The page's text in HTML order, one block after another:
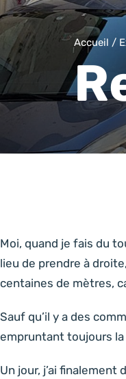
Accueil /
Moi, quand je fais du
lieu de prendre à
centaines de mètres,
Sauf qu’il y a des
empruntant toujours
Un jour, j’ai